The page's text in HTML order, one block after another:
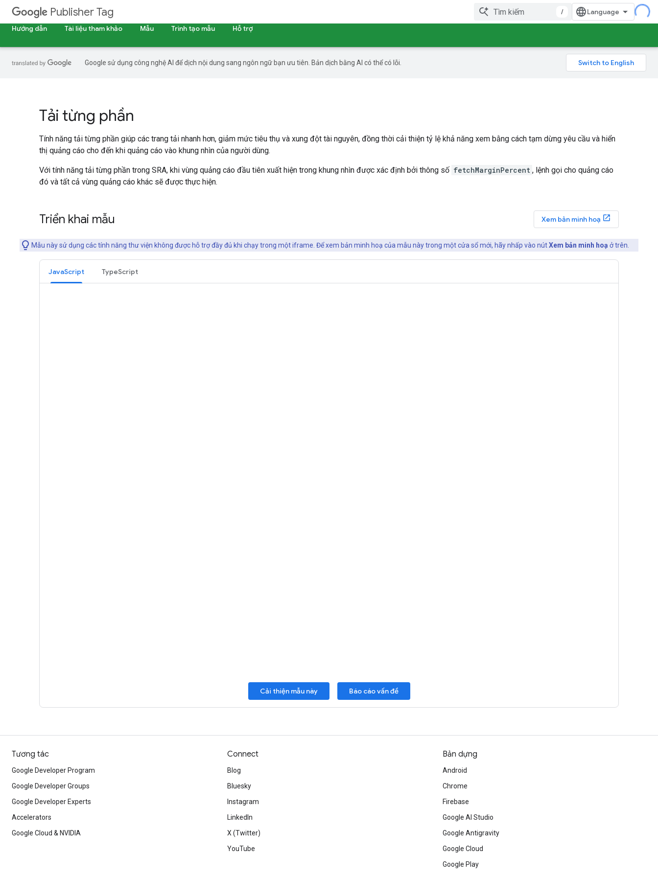
Publisher Tag
/
Hướng dẫn
Tài liệu tham khảo Mẫu Trình tạo mẫu Hỗ trợ
Google sử dụng công nghệ AI để dịch nội dung sang ngôn ngữ bạn ưu tiên. Bản dịch bằng AI có thể có lỗi.
Tải từng phần
Tính năng tải từng phần giúp các trang tải nhanh hơn, giảm mức tiêu thụ và xung đột tài nguyên, đồng thời cải thiện tỷ lệ khả năng xem bằng cách tạm dừng yêu cầu và hiển
thị quảng cáo cho đến khi quảng cáo vào khung nhìn của người dùng.
Với tính năng tải từng phần trong SRA, khi vùng quảng cáo đầu tiên xuất hiện trong khung nhìn được xác định bởi thông số fetchMarginPercent , lệnh gọi cho quảng cáo
đó và tất cả vùng quảng cáo khác sẽ được thực hiện.
Triển khai mẫu Xem bản minh hoạ
Mẫu này sử dụng các tính năng thư viện không được hỗ trợ đầy đủ khi chạy trong một iframe. Để xem bản minh hoạ của mẫu này trong một cửa sổ mới, hãy nhấp vào nútXem bản minh hoạ ở trên.
JavaScript TypeScript
Cải thiện mẫu này Báo cáo vấn đề
Tương tác
Google Developer Program
Google Developer Groups
Google Developer Experts
Accelerators
Google Cloud & NVIDIA
Connect
Blog
Bluesky
Instagram
LinkedIn
X (Twitter)
YouTube
Bản dựng
Android
Chrome
Firebase
Google AI Studio
Google Antigravity
Google Cloud
Google Play